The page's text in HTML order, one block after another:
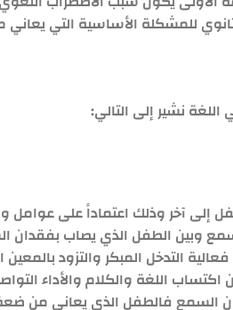
للمشكلة الأساسية التي يعاني
نشير إلى التالي:
آخر وذلك اعتماداً على
وبين الطفل الذي يصاب
التدخل المبكر والتزود
اللغة والكلام والأداء